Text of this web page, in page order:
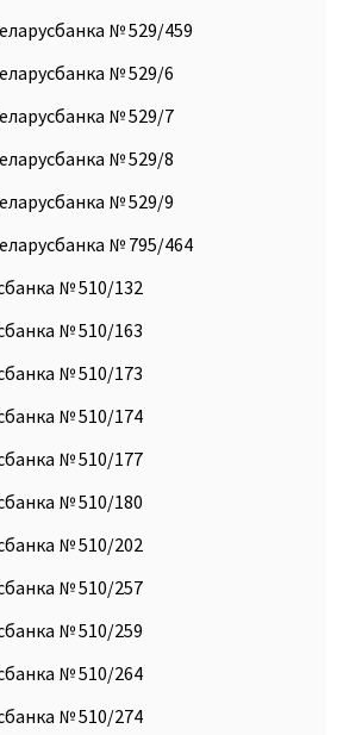
№ 529/459
№ 529/6
№ 529/7
№ 529/8
№ 529/9
№ 795/464
№ 510/132
№ 510/163
№ 510/173
№ 510/174
№ 510/177
№ 510/180
№ 510/202
№ 510/257
№ 510/259
№ 510/264
№ 510/274